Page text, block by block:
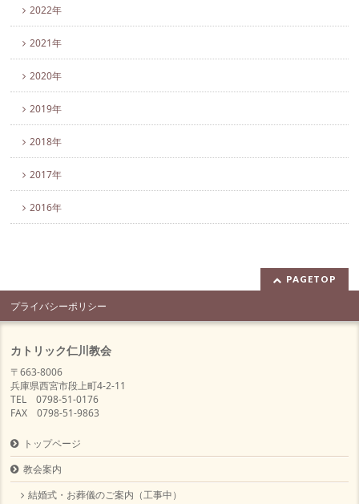
2022年
2021年
2020年
2019年
2018年
2017年
2016年
PAGETOP
プライバシーポリシー
カトリック仁川教会
〒663-8006
兵庫県西宮市段上町4-2-11
TEL 0798-51-0176
FAX 0798-51-9863
トップページ
教会案内
結婚式・お葬儀のご案内（工事中）